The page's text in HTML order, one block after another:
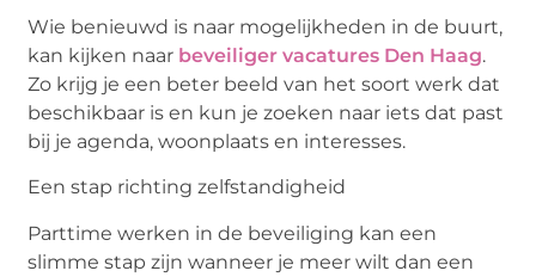
Wie benieuwd is naar mogelijkheden in de buurt,
kan kijken naar beveiliger vacatures Den Haag.
Zo krijg je een beter beeld van het soort werk dat
beschikbaar is en kun je zoeken naar iets dat past
bij je agenda, woonplaats en interesses.
Een stap richting zelfstandigheid
Parttime werken in de beveiliging kan een
slimme stap zijn wanneer je meer wilt dan een